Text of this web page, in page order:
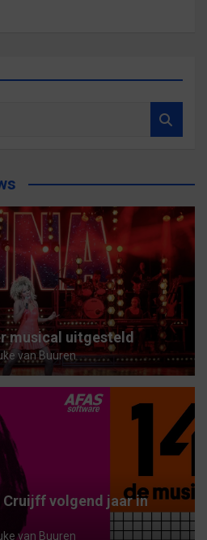
musical uitgesteld
van Buuren
volgend jaar in
van Buuren